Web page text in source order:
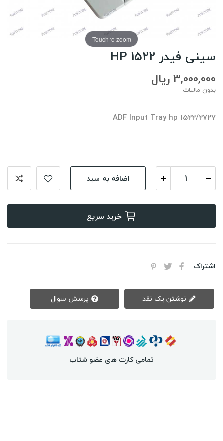
Touch to zoom
سینی فیدر HP 1522
3,000,000 ریال
بدون مالیات
ADF Input Tray hp 1522/2727
اضافه به سبد
خرید سریع
اشتراک
تمامی کارت های عضو شتاب